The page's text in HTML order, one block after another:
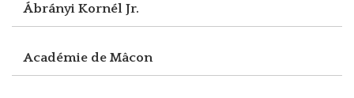
Ábrányi Kornél Jr.
Académie de Mâcon